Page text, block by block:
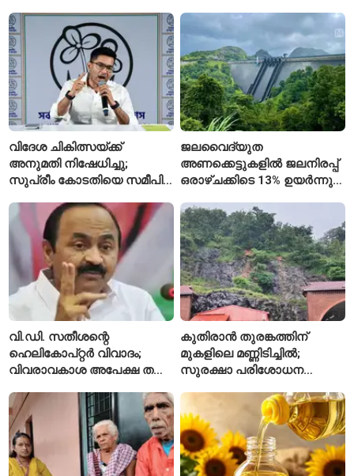
സ്കൂൾ വേറിട്ട മാതൃക
അവസാനിപ്പിച്ച് കോടതി
വിദേശ ചികിത്സയ്ക്ക്
അനുമതി നിഷേധിച്ചു;
സുപ്രീം കോടതിയെ സമീപിച്ച്
ജലവൈദ്യുത
അണക്കെട്ടുകളിൽ ജലനിരപ്പ്
ഒരാഴ്ചക്കിടെ 13% ഉയർന്നു;
ഇപ്പോഴും കുറവ്
വി.ഡി. സതീശന്റെ
ഹെലികോപ്റ്റർ വിവാദം;
വിവരാവകാശ അപേക്ഷ തള്ളി
കുതിരാൻ തുരങ്കത്തിന്
മുകളിലെ മണ്ണിടിച്ചിൽ;
സുരക്ഷാ പരിശോധന